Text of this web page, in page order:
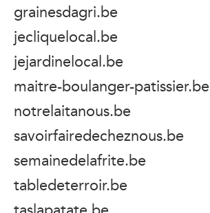
grainesdagri.be
jecliquelocal.be
jejardinelocal.be
maitre-boulanger-patissier.be
notrelaitanous.be
savoirfairedecheznous.be
semainedelafrite.be
tabledeterroir.be